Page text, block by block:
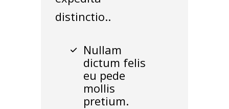
distinctio..
Nullam
dictum felis
eu pede
mollis
pretium.